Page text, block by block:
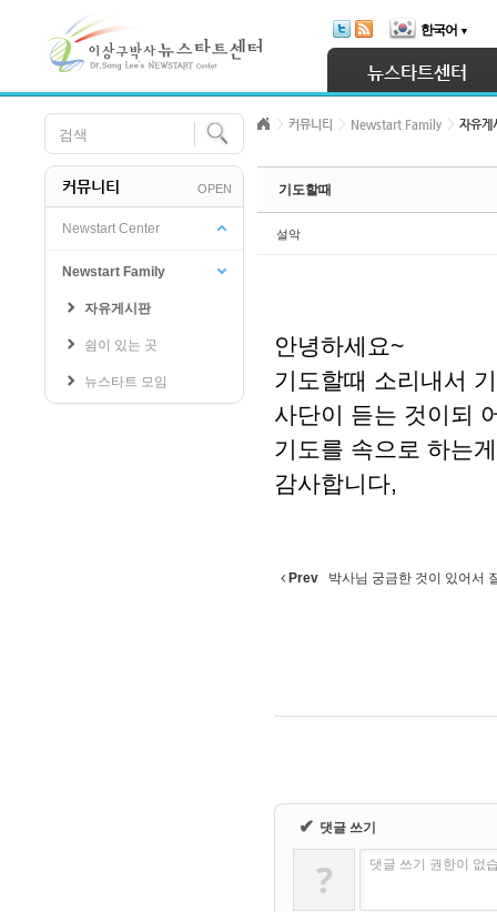
한국어 ▼
뉴스타트센터
커뮤니티 OPEN
Newstart Center
Newstart Family
자유게시판
쉼이 있는 곳
뉴스타트 모임
커뮤니티 Newstart Family 자유게
기도할때
설악
안녕하세요~
기도할때 소리내서
사단이 듣는 것이되
기도를 속으로 하는
감사합니다,
Prev 박사님 궁금한 것이 있어서
✔ 댓글 쓰기
? 댓글 쓰기 권한이 없
Sketchbook5, 스케치북5
Sketchbook5, 스케치북5